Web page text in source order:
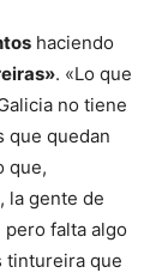
haciendo
. «Lo que
no tiene
que quedan
que,
la gente de
pero falta algo
tintureira que